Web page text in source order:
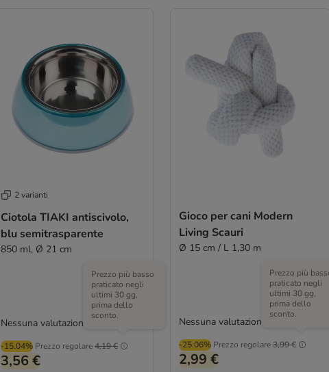
2 varianti
Ciotola TIAKI antiscivolo,
blu semitrasparente
850 ml, Ø 21 cm
-15.04% Prezzo regolare4,19 €
Prezzo più basso
praticato negli
ultimi 30 gg,
prima dello
sconto.
3,56 €
Nessuna valutazione
Gioco per cani Modern
Living Scauri
Ø 15 cm / L 1,30 m
-25.06% Prezzo regolare3,99 €
Prezzo più
praticato negli
ultimi 30 gg,
prima dello
sconto.
2,99 €
Nessuna valutazione